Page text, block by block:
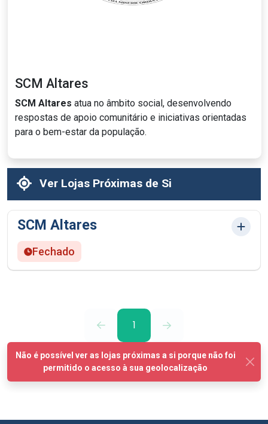
SCM Altares
SCM Altares atua no âmbito social, desenvolvendo
respostas de apoio comunitário e iniciativas orientadas
para o bem-estar da população.
Ver Lojas Próximas de Si
SCM Altares
Fechado
1